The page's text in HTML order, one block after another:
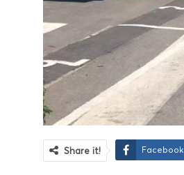
Share it! Facebook